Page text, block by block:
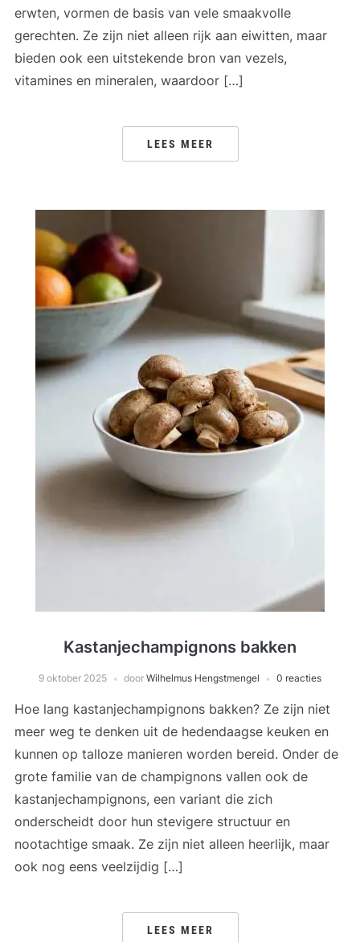
erwten, vormen de basis van vele smaakvolle
gerechten. Ze zijn niet alleen rijk aan eiwitten, maar
bieden ook een uitstekende bron van vezels,
vitamines en mineralen, waardoor […]
LEES MEER
Kastanjechampignons bakken
9 oktober 2025 door Wilhelmus Hengstmengel 0 reacties
Hoe lang kastanjechampignons bakken? Ze zijn niet
meer weg te denken uit de hedendaagse keuken en
kunnen op talloze manieren worden bereid. Onder de
grote familie van de champignons vallen ook de
kastanjechampignons, een variant die zich
onderscheidt door hun stevigere structuur en
nootachtige smaak. Ze zijn niet alleen heerlijk, maar
ook nog eens veelzijdig […]
LEES MEER